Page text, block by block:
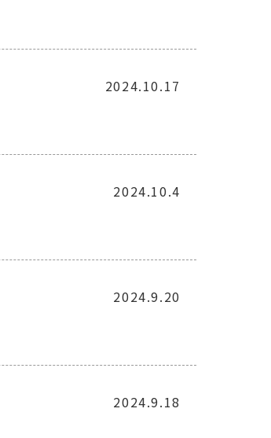
2024.10.17
2024.10.4
2024.9.20
2024.9.18